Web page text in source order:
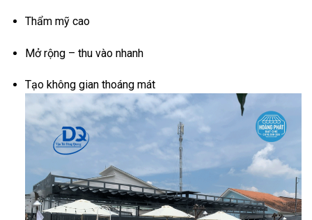
Thẩm mỹ cao
Mở rộng – thu vào nhanh
Tạo không gian thoáng mát